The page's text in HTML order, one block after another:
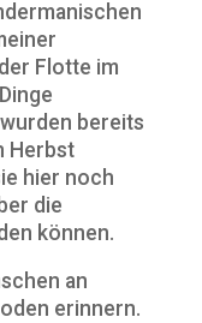
Flotte im
bereits
Herbst
hier noch
die
können.
an
erinnern.